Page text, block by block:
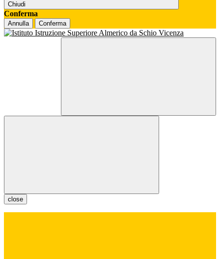
Chiudi
Conferma
Annulla Conferma
close